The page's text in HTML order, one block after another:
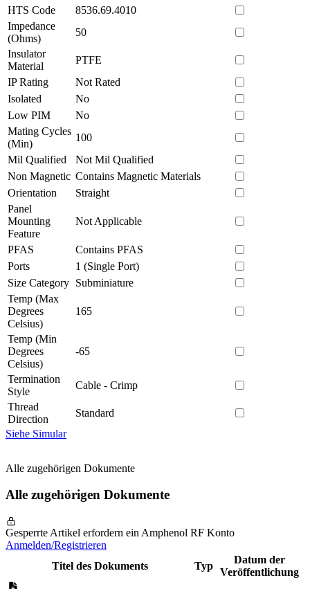
HTS Code
8536.69.4010
Impedance
(Ohms)
50
Insulator
Material
PTFE
IP Rating
Not Rated
Isolated
No
Low PIM
No
Mating Cycles
(Min)
100
Mil Qualified
Not Mil Qualified
Non Magnetic Contains Magnetic Materials
Orientation
Straight
Panel
Mounting
Feature
Not Applicable
PFAS
Contains PFAS
Ports
1 (Single Port)
Size Category Subminiature
Temp (Max
Degrees
Celsius)
165
Temp (Min
Degrees
Celsius)
-65
Termination
Style
Cable - Crimp
Thread
Direction
Standard
Siehe Simular
Alle zugehörigen Dokumente
Alle zugehörigen Dokumente
Gesperrte Artikel erfordern ein Amphenol RF Konto
Anmelden/Registrieren
Titel des Dokuments
Typ
Datum der
Veröffentlichung